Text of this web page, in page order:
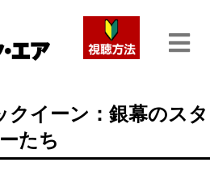
クイーン：銀幕のスタ
ーたち